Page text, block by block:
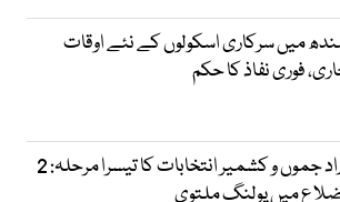
میں سرکاری اسکولوں کے نئے اوقات
فوری نفاذ کا حکم
آزاد جموں و کشمیر انتخابات کا تیسرا مرحلہ: 2
میں پولنگ ملتوی